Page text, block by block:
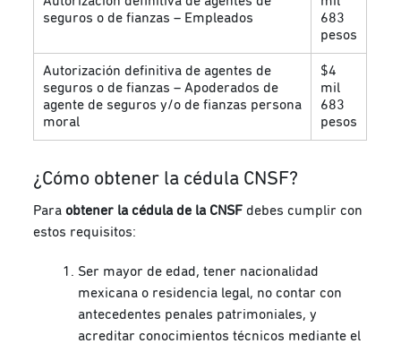
seguros o de fianzas – Empleados
683
pesos
Autorización definitiva de agentes de
seguros o de fianzas – Apoderados de
agente de seguros y/o de fianzas persona
moral
$4
mil
683
pesos
¿Cómo obtener la cédula CNSF?
Paraobtener la cédula de la CNSF debes cumplir con
estos requisitos:
Ser mayor de edad, tener nacionalidad
mexicana o residencia legal, no contar con
antecedentes penales patrimoniales, y
acreditar conocimientos técnicos mediante el